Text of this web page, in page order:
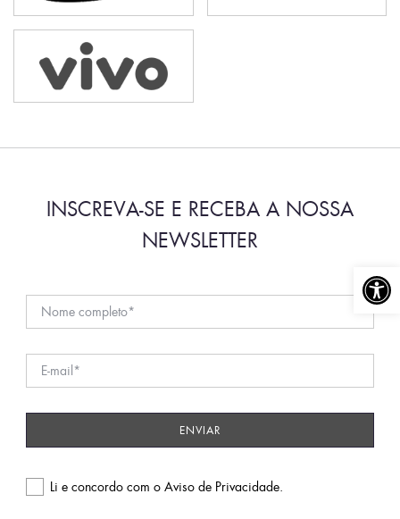
Abrir
INSCREVA-SE E RECEBA A NOSSA
NEWSLETTER
Li e concordo com o Aviso de Privacidade